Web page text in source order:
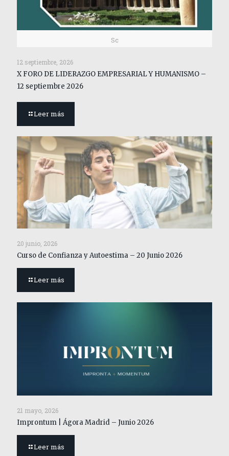
Sc
12 septiembre, 2026
X FORO DE LIDERAZGO EMPRESARIAL Y HUMANISMO –
12 septiembre 2026
Leer más
20 junio, 2026
Curso de Confianza y Autoestima – 20 Junio 2026
Leer más
21 mayo, 2026
Improntum | Ágora Madrid – Junio 2026
Leer más